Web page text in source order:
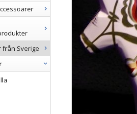
från Sverige